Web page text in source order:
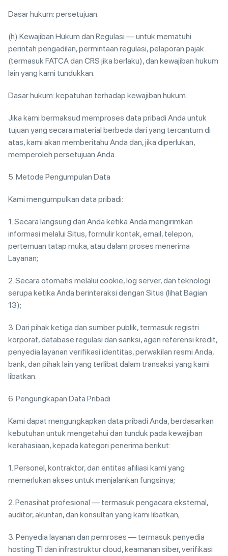
Dasar hukum: persetujuan.
(h) Kewajiban Hukum dan Regulasi — untuk mematuhi
perintah pengadilan, permintaan regulasi, pelaporan pajak
(termasuk FATCA dan CRS jika berlaku), dan kewajiban hukum
lain yang kami tundukkan.
Dasar hukum: kepatuhan terhadap kewajiban hukum.
Jika kami bermaksud memproses data pribadi Anda untuk
tujuan yang secara material berbeda dari yang tercantum di
atas, kami akan memberitahu Anda dan, jika diperlukan,
memperoleh persetujuan Anda.
5. Metode Pengumpulan Data
Kami mengumpulkan data pribadi:
1. Secara langsung dari Anda ketika Anda mengirimkan
informasi melalui Situs, formulir kontak, email, telepon,
pertemuan tatap muka, atau dalam proses menerima
Layanan;
2. Secara otomatis melalui cookie, log server, dan teknologi
serupa ketika Anda berinteraksi dengan Situs (lihat Bagian
13);
3. Dari pihak ketiga dan sumber publik, termasuk registri
korporat, database regulasi dan sanksi, agen referensi kredit,
penyedia layanan verifikasi identitas, perwakilan resmi Anda,
bank, dan pihak lain yang terlibat dalam transaksi yang kami
libatkan.
6. Pengungkapan Data Pribadi
Kami dapat mengungkapkan data pribadi Anda, berdasarkan
kebutuhan untuk mengetahui dan tunduk pada kewajiban
kerahasiaan, kepada kategori penerima berikut:
1. Personel, kontraktor, dan entitas afiliasi kami yang
memerlukan akses untuk menjalankan fungsinya;
2. Penasihat profesional — termasuk pengacara eksternal,
auditor, akuntan, dan konsultan yang kami libatkan;
3. Penyedia layanan dan pemroses — termasuk penyedia
hosting TI dan infrastruktur cloud, keamanan siber, verifikasi